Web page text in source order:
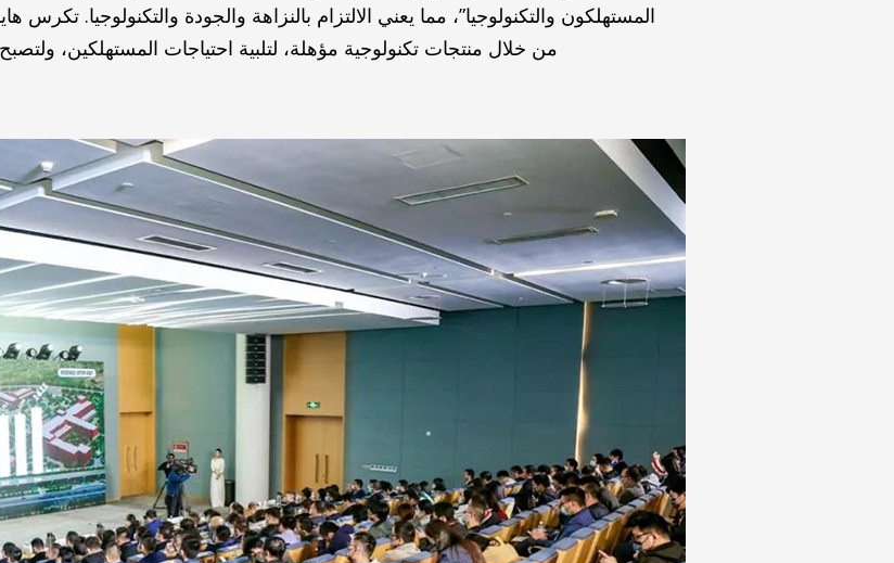
المستهلكون والتكنولوجيا”، مما يعني الالتزام بالنزاهة والجودة والتكنولوجيا. تكرس
من خلال منتجات تكنولوجية مؤهلة، لتلبية احتياجات المستهلكين،